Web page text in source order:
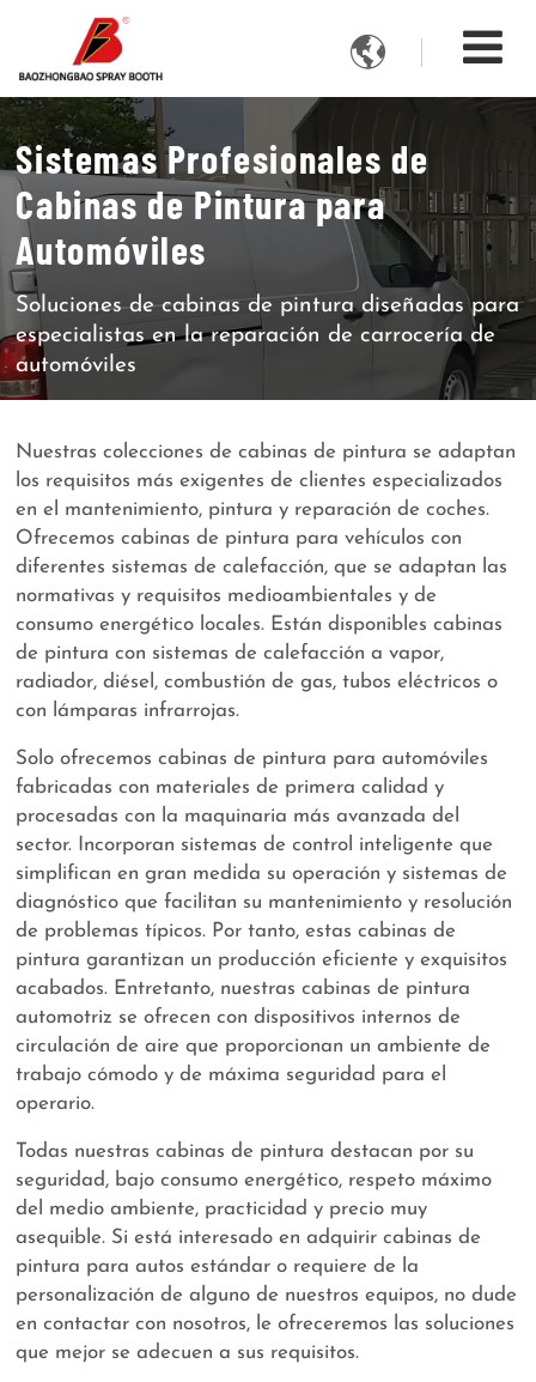

Sistemas Profesionales de
Cabinas de Pintura para
Automóviles
Soluciones de cabinas de pintura diseñadas para
especialistas en la reparación de carrocería de
automóviles
Nuestras colecciones de cabinas de pintura se adaptan
los requisitos más exigentes de clientes especializados
en el mantenimiento, pintura y reparación de coches.
Ofrecemos cabinas de pintura para vehículos con
diferentes sistemas de calefacción, que se adaptan las
normativas y requisitos medioambientales y de
consumo energético locales. Están disponibles cabinas
de pintura con sistemas de calefacción a vapor,
radiador, diésel, combustión de gas, tubos eléctricos o
con lámparas infrarrojas.
Solo ofrecemos cabinas de pintura para automóviles
fabricadas con materiales de primera calidad y
procesadas con la maquinaria más avanzada del
sector. Incorporan sistemas de control inteligente que
simplifican en gran medida su operación y sistemas de
diagnóstico que facilitan su mantenimiento y resolución
de problemas típicos. Por tanto, estas cabinas de
pintura garantizan un producción eficiente y exquisitos
acabados. Entretanto, nuestras cabinas de pintura
automotriz se ofrecen con dispositivos internos de
circulación de aire que proporcionan un ambiente de
trabajo cómodo y de máxima seguridad para el
operario.
Todas nuestras cabinas de pintura destacan por su
seguridad, bajo consumo energético, respeto máximo
del medio ambiente, practicidad y precio muy
asequible. Si está interesado en adquirir cabinas de
pintura para autos estándar o requiere de la
personalización de alguno de nuestros equipos, no dude
en contactar con nosotros, le ofreceremos las soluciones
que mejor se adecuen a sus requisitos.